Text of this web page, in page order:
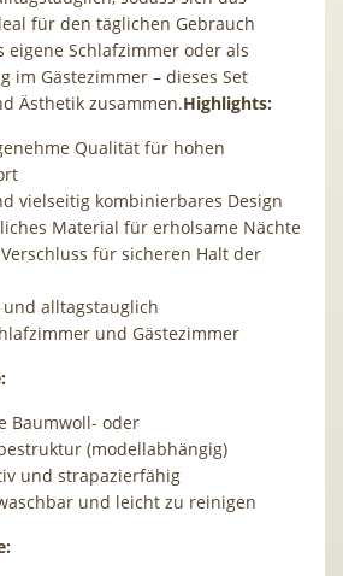
für den täglichen Gebrauch
eigene Schlafzimmer oder als
im Gästezimmer – dieses Set
Ästhetik zusammen.Highlights:
Qualität für hohen
vielseitig kombinierbares Design
Material für erholsame Nächte
für sicheren Halt der
und alltagstauglich
und Gästezimmer
Baumwoll- oder
(modellabhängig)
und strapazierfähig
und leicht zu reinigen